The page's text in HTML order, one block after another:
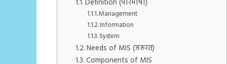
Definition (परिभाषा)
Management
Information
System
Needs of MIS (जरूरत)
Components of MIS